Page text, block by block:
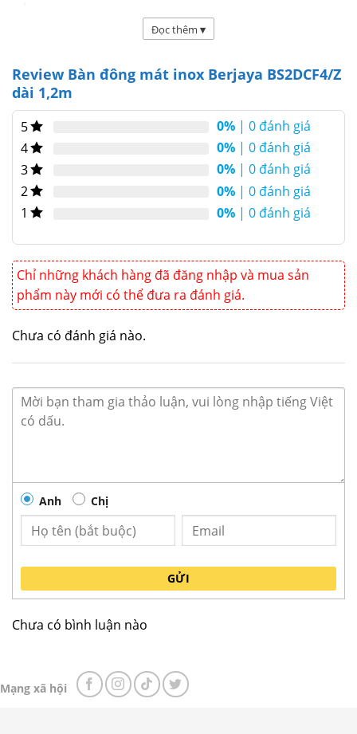
Bàn đông mát Berjaya BS2DCF4/Z
Bàn đông BERJAYA
hay bàn soạn trong khu chế biến và
bếp nhà, sử dụng thay thế có những
bàn inox thông thường để tiết kiệm
không gian. Bên dưới có 1 ngăn đông
và ngăn 1 mát sử dụng để lưu trữ và
bảo quản sản phẩm phục vụ cho việc
✔️ Đặc điểm nổi bật Bàn đông mát inox Berjaya
BS2DCF4/Z
lạnh hay 1 số sản phẩm cần bảo quản ở nhiệt độ
-20℃ ~ -12℃
Đọc thêm ▾
Review Bàn đông mát inox Berjaya BS2DCF4/Z
dài 1,2m
5 0% | 0 đánh giá
4
0% | 0 đánh giá
3
0% | 0 đánh giá
2
0% | 0 đánh giá
1
0% | 0 đánh giá
Chỉ những khách hàng đã đăng nhập và mua sản
phẩm này mới có thể đưa ra đánh giá.
Chưa có đánh giá nào.
Anh Chị
GỬI
Chưa có bình luận nào
Mạng xã hội